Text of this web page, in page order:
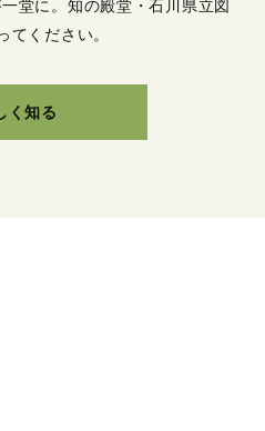
堂に。 知の殿堂・石川県立図
てください。
く知る